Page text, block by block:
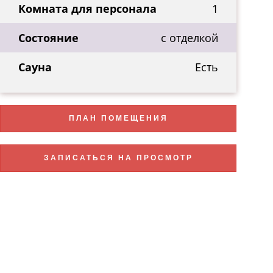
Комната для персонала
1
Состояние
с отделкой
Сауна
Есть
ПЛАН ПОМЕЩЕНИЯ
ЗАПИСАТЬСЯ НА ПРОСМОТР